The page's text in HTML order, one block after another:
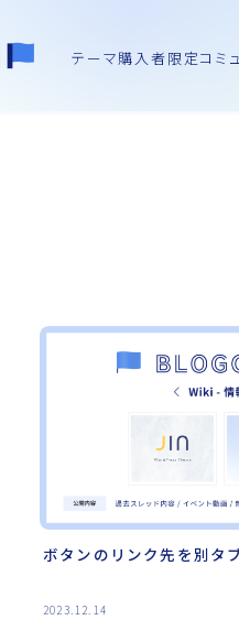
テーマ購入者限定コミ
ボタンのリンク先を別タ
2023.12.14